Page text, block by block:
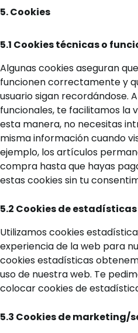
5. Cookies
5.1 Cookies técnicas o
Algunas cookies aseguran
funcionen correctamente y
usuario sigan recordándose.
funcionales, te facilitamos la
esta manera, no necesitas
misma información cuando
ejemplo, los artículos
compra hasta que hayas
estas cookies sin tu
5.2 Cookies de estadísticas
Utilizamos cookies
experiencia de la web para
cookies estadísticas
uso de nuestra web. Te
colocar cookies de
5.3 Cookies de marketing/